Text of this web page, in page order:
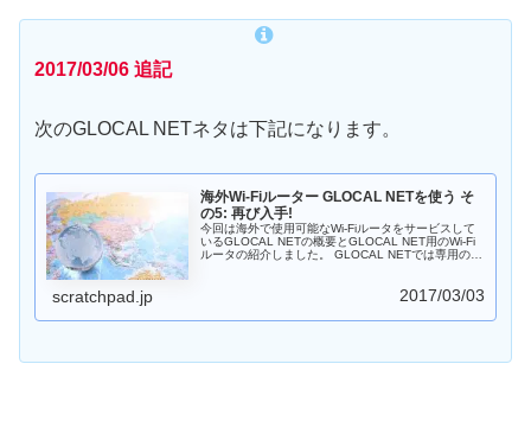
2017/03/06 追記
次のGLOCAL NETネタは下記になります。
海外Wi-Fiルーター GLOCAL NETを使う そ
の5: 再び入手!
今回は海外で使用可能なWi-Fiルータをサービスして
いるGLOCAL NETの概要とGLOCAL NET用のWi-Fi
ルータの紹介しました。 GLOCAL NETでは専用の
含む各種周波数に対応していたり、マイクロSIMを2
きるようになっています。
scratchpad.jp 2017/03/03